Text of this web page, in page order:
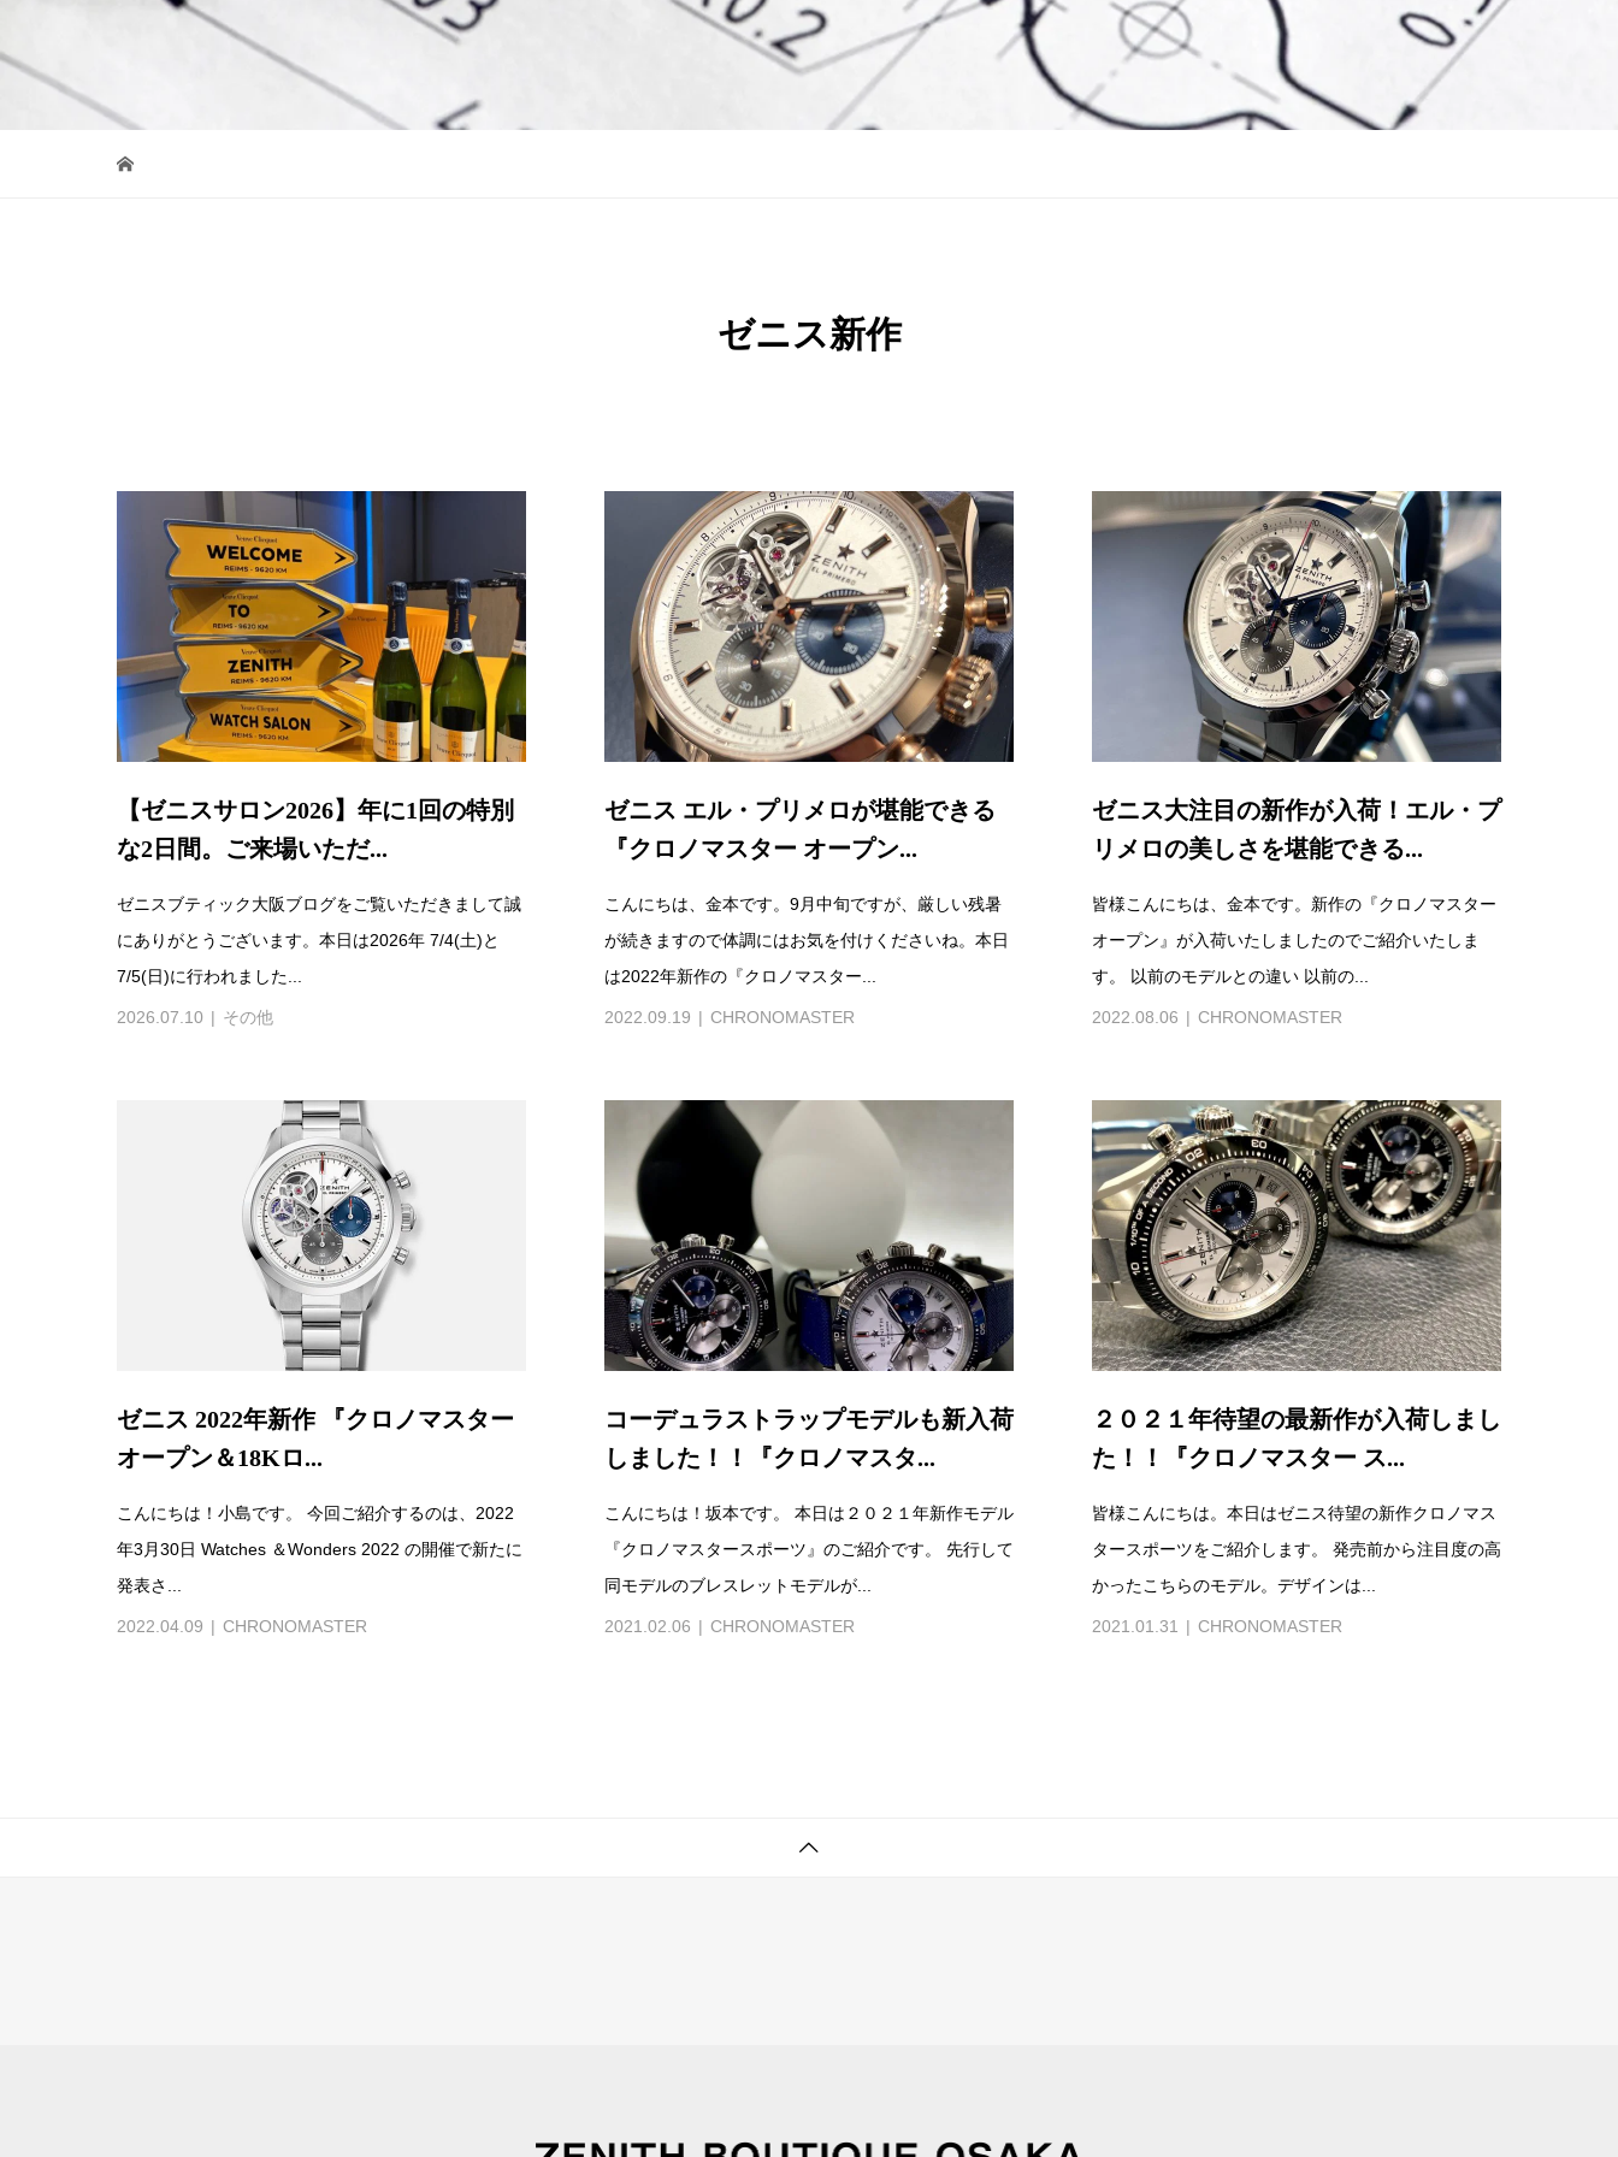
ゼニス新作
【ゼニスサロン2026】年に1回の特別
な2日間。ご来場いただ...
ゼニスブティック大阪ブログをご覧いただきまして誠
にありがとうございます。本日は2026年 7/4(土)と
7/5(日)に行われました...
2026.07.10 その他
ゼニス エル・プリメロが堪能できる
『クロノマスター オープン...
こんにちは、金本です。9月中旬ですが、厳しい残暑
が続きますので体調にはお気を付けくださいね。本日
は2022年新作の『クロノマスター...
2022.09.19 CHRONOMASTER
ゼニス大注目の新作が入荷！エル・プ
リメロの美しさを堪能できる...
皆様こんにちは、金本です。新作の『クロノマスター
オープン』が入荷いたしましたのでご紹介いたしま
す。 以前のモデルとの違い 以前の...
2022.08.06 CHRONOMASTER
ゼニス 2022年新作 『クロノマスター
オープン＆18Kロ...
こんにちは！小島です。 今回ご紹介するのは、2022
年3月30日 Watches ＆Wonders 2022 の開催で新たに
発表さ...
2022.04.09 CHRONOMASTER
コーデュラストラップモデルも新入荷
しました！！『クロノマスタ...
こんにちは！坂本です。 本日は２０２１年新作モデル
『クロノマスタースポーツ』のご紹介です。 先行して
同モデルのブレスレットモデルが...
2021.02.06 CHRONOMASTER
２０２１年待望の最新作が入荷しまし
た！！『クロノマスター ス...
皆様こんにちは。本日はゼニス待望の新作クロノマス
タースポーツをご紹介します。 発売前から注目度の高
かったこちらのモデル。デザインは...
2021.01.31 CHRONOMASTER